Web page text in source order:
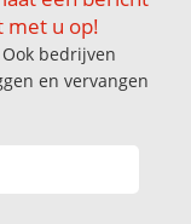
met u op!
bedrijven
en vervangen